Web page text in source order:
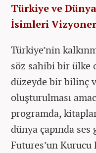
Türkiye ve
İsimleri
Türkiye’nin
söz sahibi bir ülke
düzeyde bir bilinç
oluşturulması
programda,
dünya çapında
Futures’un Kurucu